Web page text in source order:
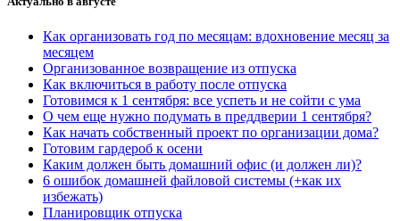
Как организовать год по месяцам: вдохновение месяц за
месяцем
Организованное возвращение из отпуска
Как включиться в работу после отпуска
Готовимся к 1 сентября: все успеть и не сойти с ума
О чем еще нужно подумать в преддверии 1 сентября?
Как начать собственный проект по организации дома?
Готовим гардероб к осени
Каким должен быть домашний офис (и должен ли)?
6 ошибок домашней файловой системы (+как их
избежать)
Планировщик отпуска